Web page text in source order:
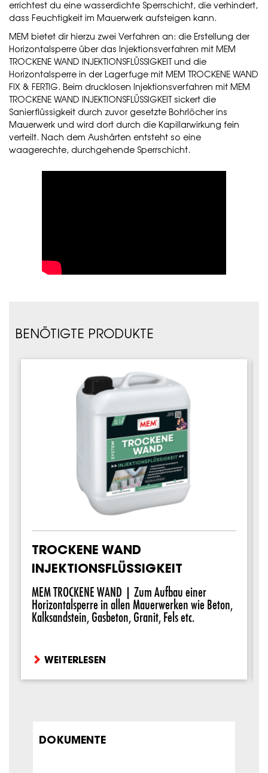
errichtest du eine wasserdichte Sperrschicht, die verhindert,
dass Feuchtigkeit im Mauerwerk aufsteigen kann.
MEM bietet dir hierzu zwei Verfahren an: die Erstellung der
Horizontalsperre über das Injektionsverfahren mit MEM
TROCKENE WAND INJEKTIONSFLÜSSIGKEIT und die
Horizontalsperre in der Lagerfuge mit MEM TROCKENE WAND
FIX & FERTIG. Beim drucklosen Injektionsverfahren mit MEM
TROCKENE WAND INJEKTIONSFLÜSSIGKEIT sickert die
Sanierflüssigkeit durch zuvor gesetzte Bohrlöcher ins
Mauerwerk und wird dort durch die Kapillarwirkung fein
verteilt. Nach dem Aushärten entsteht so eine
waagerechte, durchgehende Sperrschicht.
BENÖTIGTE PRODUKTE
TROCKENE WAND
INJEKTIONSFLÜSSIGKEIT
MEM TROCKENE WAND | Zum Aufbau einer
Horizontalsperre in allen Mauerwerken wie Beton,
Kalksandstein, Gasbeton, Granit, Fels etc.
WEITERLESEN
DOKUMENTE